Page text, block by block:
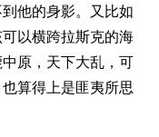
他的身影。又比如
以横跨拉斯克的海
原，天下大乱，可
算得上是匪夷所思